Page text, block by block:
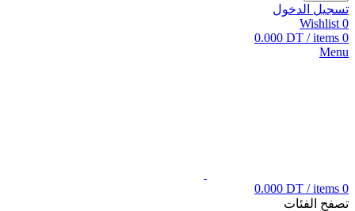
تسجيل الدخول
0
Wishlist
0
items
/
0.000 DT
Menu
0
items
/
0.000 DT
تصفح الفئات